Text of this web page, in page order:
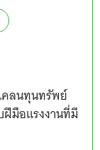
คลนทุนทรัพย์
มือแรงงานที่มี